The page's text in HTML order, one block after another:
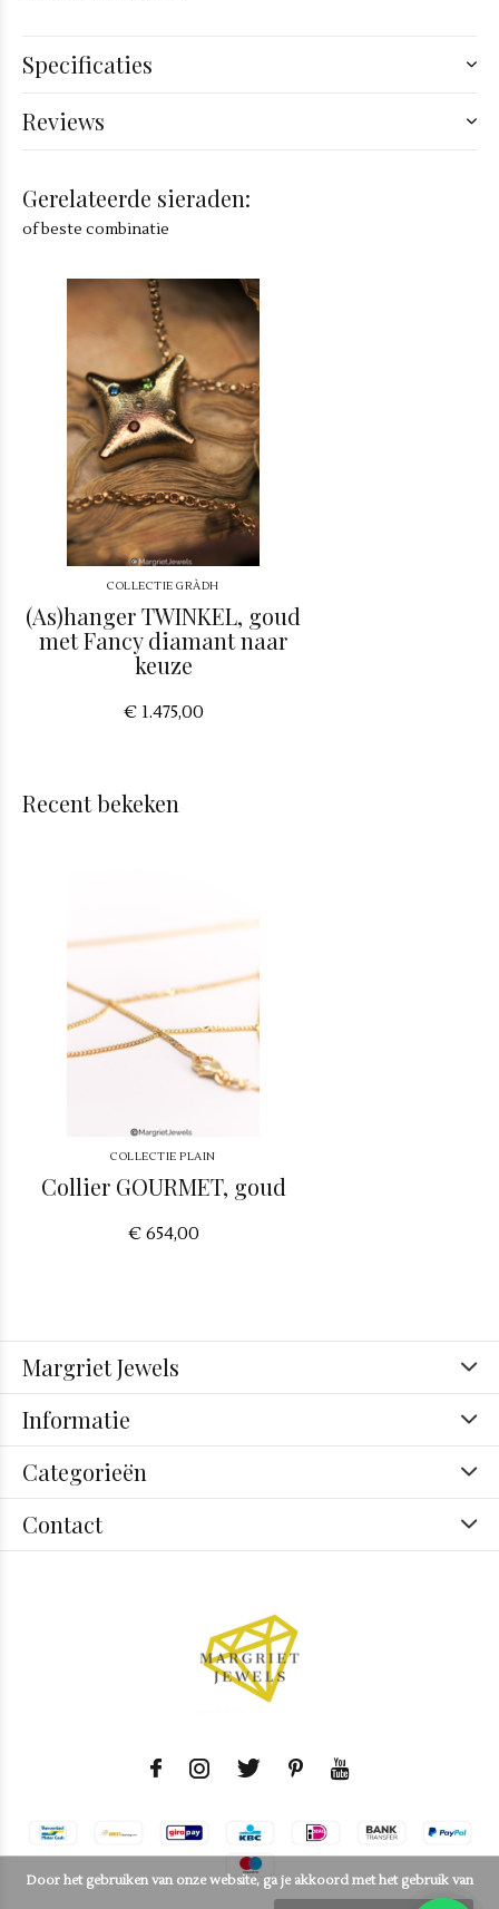
Specificaties
Reviews
Gerelateerde sieraden:
of beste combinatie
COLLECTIE GRÀDH
(As)hanger TWINKEL, goud
met Fancy diamant naar
keuze
€ 1.475,00
Recent bekeken
COLLECTIE PLAIN
Collier GOURMET, goud
€ 654,00
Margriet Jewels
Informatie
Categorieën
Contact
Door het gebruiken van onze website, ga je akkoord met het gebruik van